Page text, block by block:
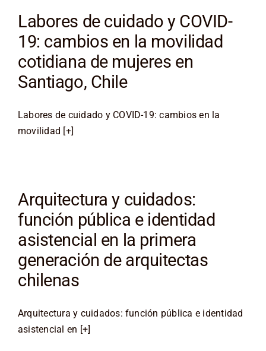
Labores de cuidado y COVID-
19: cambios en la movilidad
cotidiana de mujeres en
Santiago, Chile
Labores de cuidado y COVID-19: cambios en la
movilidad [+]
Arquitectura y cuidados:
función pública e identidad
asistencial en la primera
generación de arquitectas
chilenas
Arquitectura y cuidados: función pública e identidad
asistencial en [+]